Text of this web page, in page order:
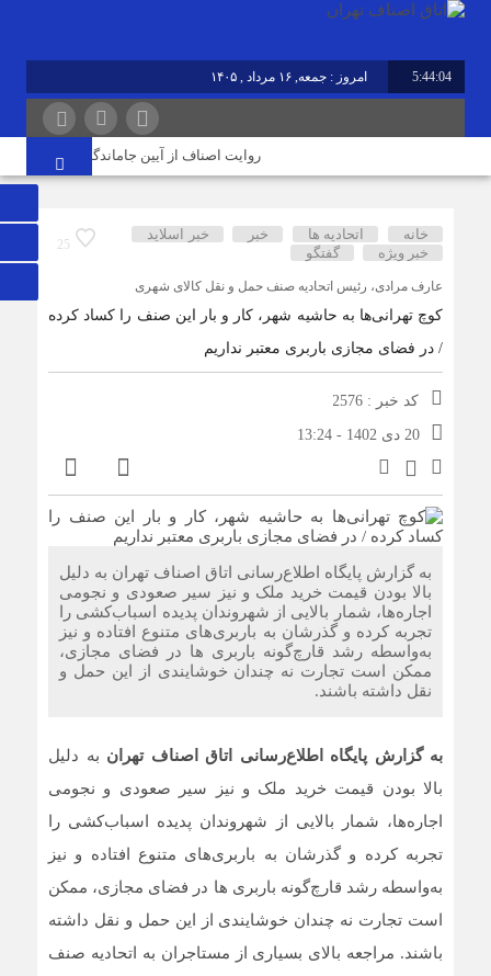
5:44:05 امروز : جمعه, ۱۶ مرداد , ۱۴۰۵
روایت اصناف از آیین جاماندگان اربعین در
25
خانه اتحادیه ها خبر
خبر اسلايد
خبر ویژه
گفتگو
عارف مرادی، رئیس اتحادیه صنف حمل و نقل کالای شهری
کوچ تهرانی‌ها به حاشیه شهر، کار و بار این صنف را کساد کرده
/ در فضای مجازی باربری معتبر نداریم
کد خبر : 2576
20 دی 1402 - 13:24
به گزارش پایگاه اطلاع‌رسانی اتاق اصناف تهران به دلیل
بالا بودن قیمت خرید ملک و نیز سیر صعودی و نجومی
اجاره‌ها، شمار بالایی از شهروندان پدیده اسباب‌کشی را
تجربه کرده و گذرشان به باربری‌های متنوع افتاده و نیز
به‌واسطه رشد قارچ‌گونه باربری ها در فضای مجازی،
ممکن است تجارت نه چندان خوشایندی از این حمل و
نقل داشته باشند.
به گزارش پایگاه اطلاع‌رسانی اتاق اصناف تهران به دلیل
بالا بودن قیمت خرید ملک و نیز سیر صعودی و نجومی
اجاره‌ها، شمار بالایی از شهروندان پدیده اسباب‌کشی را
تجربه کرده و گذرشان به باربری‌های متنوع افتاده و نیز
به‌واسطه رشد قارچ‌گونه باربری ها در فضای مجازی، ممکن
است تجارت نه چندان خوشایندی از این حمل و نقل داشته
باشند. مراجعه بالای بسیاری از مستاجران به اتحادیه صنف